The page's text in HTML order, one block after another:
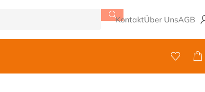
KontaktÜber UnsAGB